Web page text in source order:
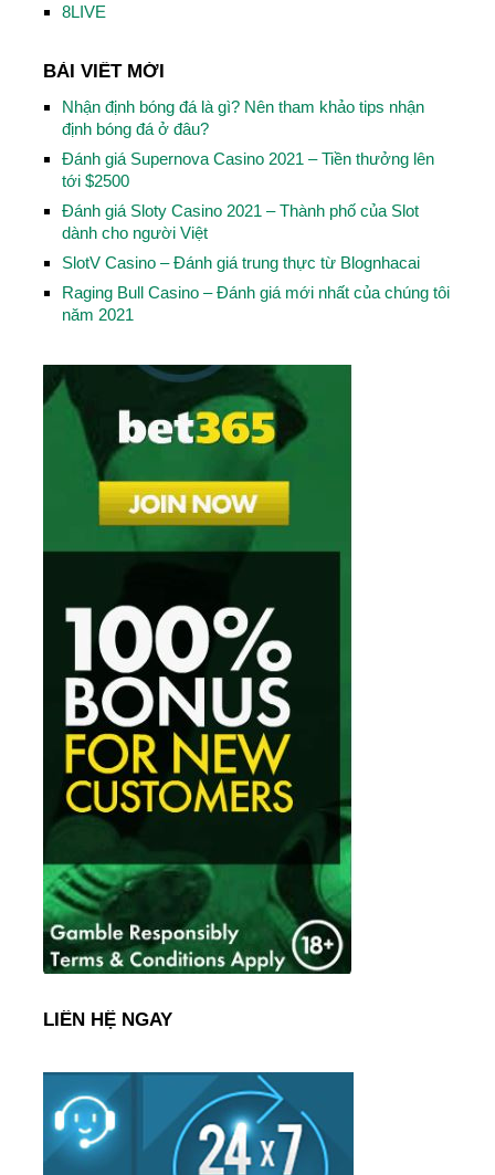
8LIVE
BÀI VIẾT MỚI
Nhận định bóng đá là gì? Nên tham khảo tips nhận
định bóng đá ở đâu?
Đánh giá Supernova Casino 2021 – Tiền thưởng lên
tới $2500
Đánh giá Sloty Casino 2021 – Thành phố của Slot
dành cho người Việt
SlotV Casino – Đánh giá trung thực từ Blognhacai
Raging Bull Casino – Đánh giá mới nhất của chúng tôi
năm 2021
LIÊN HỆ NGAY